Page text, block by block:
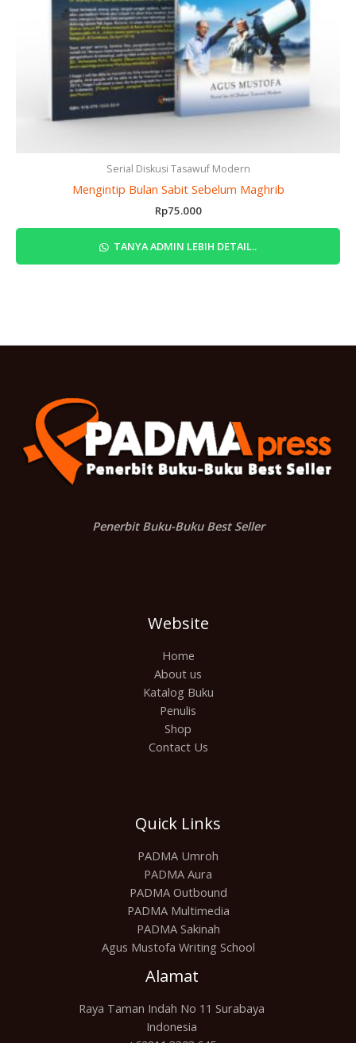
Serial Diskusi Tasawuf Modern
Mengintip Bulan Sabit Sebelum Maghrib
Rp75.000
TANYA ADMIN LEBIH DETAIL..
Penerbit Buku-Buku Best Seller
Website
Home
About us
Katalog Buku
Penulis
Shop
Contact Us
Quick Links
PADMA Umroh
PADMA Aura
PADMA Outbound
PADMA Multimedia
PADMA Sakinah
Agus Mustofa Writing School
Alamat
Raya Taman Indah No 11 Surabaya
Indonesia